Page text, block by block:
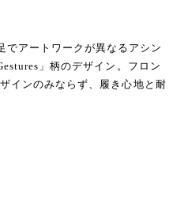
でアートワークが異なるアシン
」柄のデザイン。フロン
インのみならず、履き心地と耐